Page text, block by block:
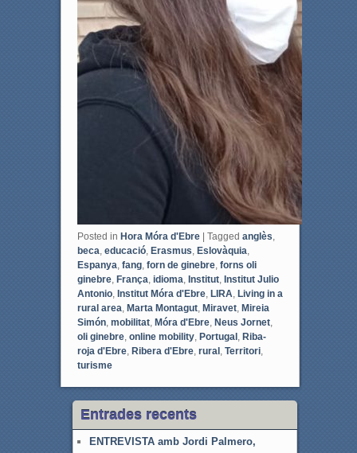
Posted in Hora Móra d'Ebre | Tagged anglès
beca educació, Erasmus Eslovàquia
Espanya fang, forn de ginebre, forns oli
ginebre, França idioma Institut, Institut Julio
Antonio, Institut Móra d'Ebre, LIRA Living in a
rural area Marta Montagut, Miravet, Mireia
Simón, mobilitat, Móra d'Ebre, Neus Jornet,
oli ginebre, online mobility, Portugal, Riba-
roja d'Ebre, Ribera d'Ebre, rural, Territori,
turisme
Entrades recents
ENTREVISTA amb Jordi Palmero,